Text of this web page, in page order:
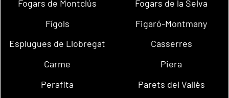
Fogars de Montclús
Fogars de la Selva
Fígols
Figaró-Montmany
Esplugues de Llobregat
Casserres
Carme
Piera
Perafita
Parets del Vallès